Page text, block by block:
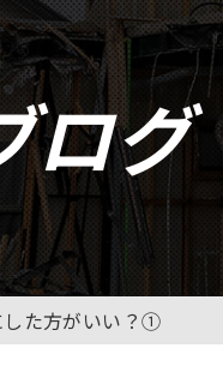
ログ
した方がいい？①